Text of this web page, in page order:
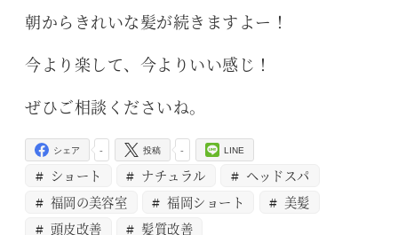
朝からきれいな髪が続きますよー！
今より楽して、今よりいい感じ！
ぜひご相談くださいね。
-
シェア -
投稿 LINE
ショート ナチュラル
ヘッドスパ
福岡の美容室
福岡ショート
美髪
頭皮改善
髪質改善